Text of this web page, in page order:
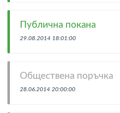
Публична покана
29.08.2014 18:01:00
Обществена поръчка
28.06.2014 20:00:00